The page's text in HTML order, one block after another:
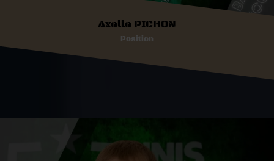
Axelle PICHON
Position